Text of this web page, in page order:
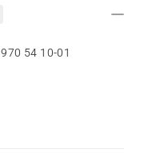
54 10‑01